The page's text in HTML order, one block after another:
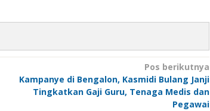
Pos berikutnya
Kampanye di Bengalon, Kasmidi Bulang Janji
Tingkatkan Gaji Guru, Tenaga Medis dan
Pegawai